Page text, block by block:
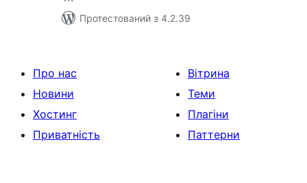
Протестований з 4.2.39
Про нас
Новини
Хостинг
Приватність
Вітрина
Теми
Плагіни
Паттерни